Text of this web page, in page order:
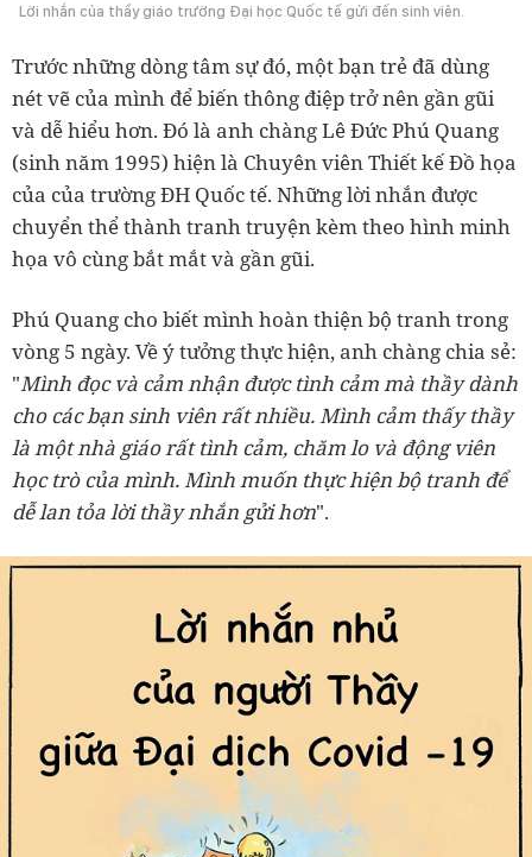
Lời nhắn của thầy giáo trường Đại học Quốc tế gửi đến sinh viên.
Trước những dòng tâm sự đó, một bạn trẻ đã dùng
nét vẽ của mình để biến thông điệp trở nên gần gũi
và dễ hiểu hơn. Đó là anh chàng Lê Đức Phú Quang
(sinh năm 1995) hiện là Chuyên viên Thiết kế Đồ họa
của của trường ĐH Quốc tế. Những lời nhắn được
chuyển thể thành tranh truyện kèm theo hình minh
họa vô cùng bắt mắt và gần gũi.
Phú Quang cho biết mình hoàn thiện bộ tranh trong
vòng 5 ngày. Về ý tưởng thực hiện, anh chàng chia sẻ:
"Mình đọc và cảm nhận được tình cảm mà thầy dành
cho các bạn sinh viên rất nhiều. Mình cảm thấy thầy
là một nhà giáo rất tình cảm, chăm lo và động viên
học trò của mình. Mình muốn thực hiện bộ tranh để
dễ lan tỏa lời thầy nhắn gửi hơn".